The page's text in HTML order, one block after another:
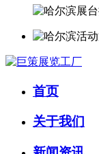
首页
关于我们